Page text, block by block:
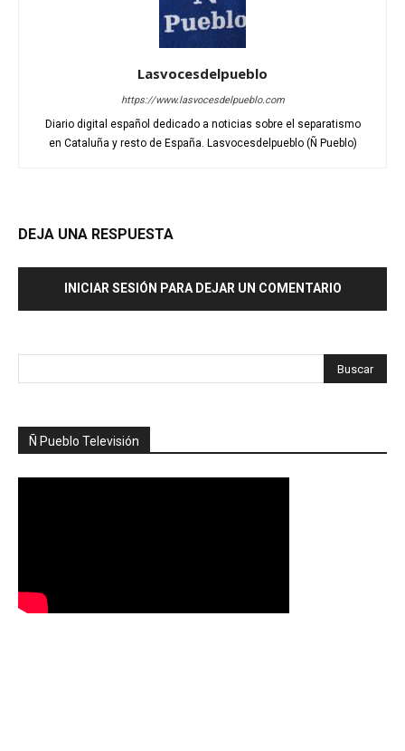
Lasvocesdelpueblo
https://www.lasvocesdelpueblo.com
Diario digital español dedicado a noticias sobre el separatismo
en Cataluña y resto de España. Lasvocesdelpueblo (Ñ Pueblo)
DEJA UNA RESPUESTA
INICIAR SESIÓN PARA DEJAR UN COMENTARIO
Ñ Pueblo Televisión